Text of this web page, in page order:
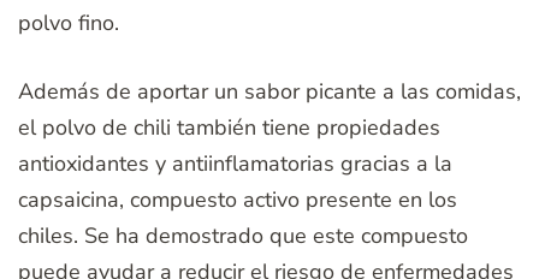
polvo fino.
Además de aportar un sabor picante a las comidas,
el polvo de chili también tiene propiedades
antioxidantes y antiinflamatorias gracias a la
capsaicina, compuesto activo presente en los
chiles. Se ha demostrado que este compuesto
puede ayudar a reducir el riesgo de enfermedades